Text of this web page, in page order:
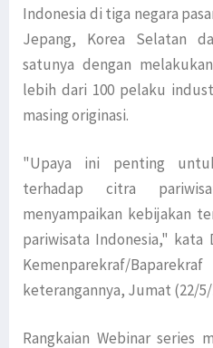
Indonesia di tiga negara
Jepang, Korea Selatan
satunya dengan
lebih dari 100 pelaku
masing originasi.
"Upaya ini penting
terhadap citra
menyampaikan kebijakan
pariwisata Indonesia," kata
Kemenparekraf/
keterangannya, Jumat (22/5/
Rangkaian Webinar series